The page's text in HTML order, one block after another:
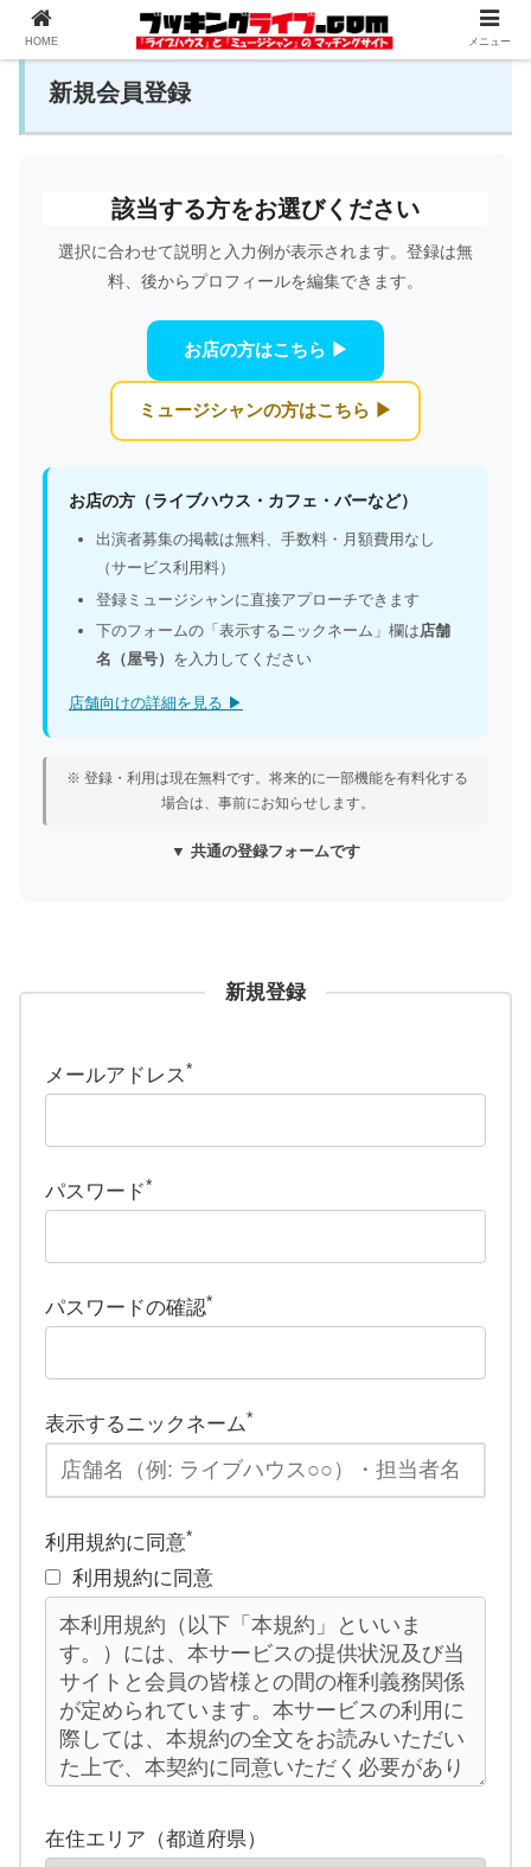
新規会員登録
該当する方をお選びください
選択に合わせて説明と入力例が表示されます。登録は無
料、後からプロフィールを編集できます。
お店の方はこちら ▶
ミュージシャンの方はこちら ▶
お店の方（ライブハウス・カフェ・バーなど）
出演者募集の掲載は無料、手数料・月額費用なし
（サービス利用料）
登録ミュージシャンに直接アプローチできます
下のフォームの「表示するニックネーム」欄は店舗
名（屋号） を入力してください
店舗向けの詳細を見る ▶
※ 登録・利用は現在無料です。将来的に一部機能を有料化する
場合は、事前にお知らせします。
▼ 共通の登録フォームです
新規登録
メールアドレス*
パスワード*
パスワードの確認*
表示するニックネーム*
利用規約に同意*
利用規約に同意
在住エリア（都道府県）
HOME メニュー